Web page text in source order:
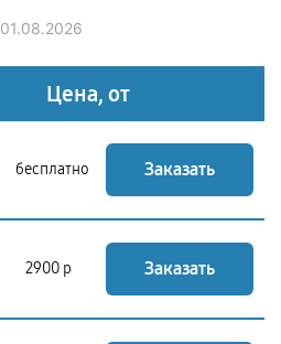
01.08.2026
Цена, от
бесплатно Заказать
2900 р Заказать